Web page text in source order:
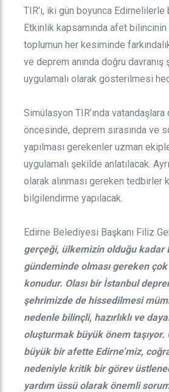
TIR’ı, iki gün boyunca Edirnelilerle
Etkinlik kapsamında afet bilincinin
toplumun her kesiminde
ve deprem anında doğru davranış
uygulamalı olarak gösterilmesi
Simülasyon TIR’ında vatandaşlara
öncesinde, deprem sırasında ve
yapılması gerekenler uzman
uygulamalı şekilde anlatılacak.
olarak alınması gereken tedbirler
bilgilendirme yapılacak.
Edirne Belediyesi Başkanı Filiz
gerçeği, ülkemizin olduğu kadar
gündeminde olması gereken
konudur. Olası bir İstanbul
şehrimizde de hissedilmesi
nedenle bilinçli, hazırlıklı ve
oluşturmak büyük önem taşıyor.
büyük bir afette Edirne’miz,
nedeniyle kritik bir görev
yardım üssü olarak önemli